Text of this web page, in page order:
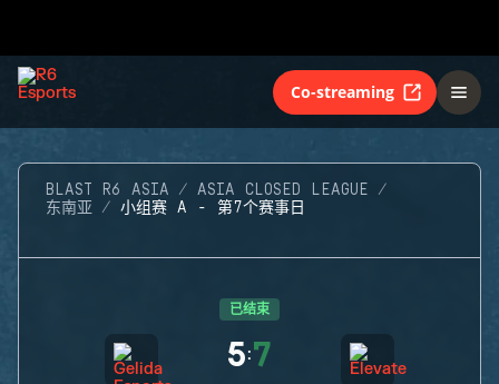
Co-streaming
BLAST R6 ASIA
ASIA CLOSED LEAGUE
东南亚
小组赛 A - 第7个赛事日
已结束
5:7